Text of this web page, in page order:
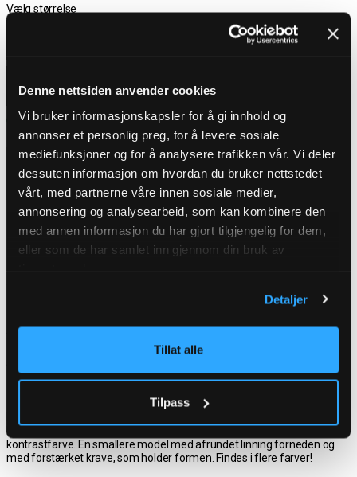
Denne nettsiden anvender cookies
Vi bruker informasjonskapsler for å gi innhold og
annonser et personlig preg, for å levere sosiale
mediefunksjoner og for å analysere trafikken vår. Vi deler
dessuten informasjon om hvordan du bruker nettstedet
vårt, med partnerne våre innen sosiale medier,
annonsering og analysearbeid, som kan kombinere den
med annen informasjon du har gjort tilgjengelig for dem,
eller som de har samlet inn gjennom din bruk av
Detaljer
Tillat alle
Tilpass
Vælg størrelse
3XL 4XL
5XL 6XL
På lager
Vælg størrelse
Gratis fragt ved køb over 700 kr
30 dages åbent køb
Hurtig levering 3 – 5 dage
Gratis fragt ved køb over 700 kr
indkøbskurv. Hvis du klikker 3 stykker ind i indkøbskurven får du
Du kan også kombinere dette tilbud med Cassian skjorten!
Mørkegrå skjorte i en slim fit-model fra Rusty Neal
base med knapper, indvendig krave og enderne af ærmerne i en
kontrastfarve. En smallere model med afrundet linning forneden og
med forstærket krave, som holder formen. Findes i flere farver!